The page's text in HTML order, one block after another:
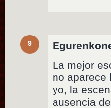
9
La mejor
no aparece
yo, la
ausencia